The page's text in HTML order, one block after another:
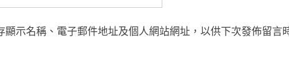
顯示名稱、電子郵件地址及個人網站網址，以供下次發佈留言